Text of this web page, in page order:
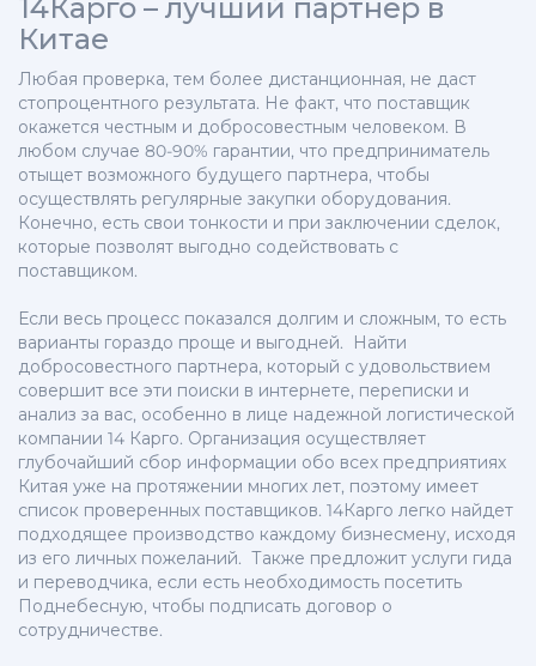
14Карго – лучший партнер в
Китае
Любая проверка, тем более дистанционная, не даст
стопроцентного результата. Не факт, что поставщик
окажется честным и добросовестным человеком. В
любом случае 80-90% гарантии, что предприниматель
отыщет возможного будущего партнера, чтобы
осуществлять регулярные закупки оборудования.
Конечно, есть свои тонкости и при заключении сделок,
которые позволят выгодно содействовать с
поставщиком.
Если весь процесс показался долгим и сложным, то есть
варианты гораздо проще и выгодней. Найти
добросовестного партнера, который с удовольствием
совершит все эти поиски в интернете, переписки и
анализ за вас, особенно в лице надежной логистической
компании 14 Карго. Организация осуществляет
глубочайший сбор информации обо всех предприятиях
Китая уже на протяжении многих лет, поэтому имеет
список проверенных поставщиков. 14Карго легко найдет
подходящее производство каждому бизнесмену, исходя
из его личных пожеланий. Также предложит услуги гида
и переводчика, если есть необходимость посетить
Поднебесную, чтобы подписать договор о
сотрудничестве.